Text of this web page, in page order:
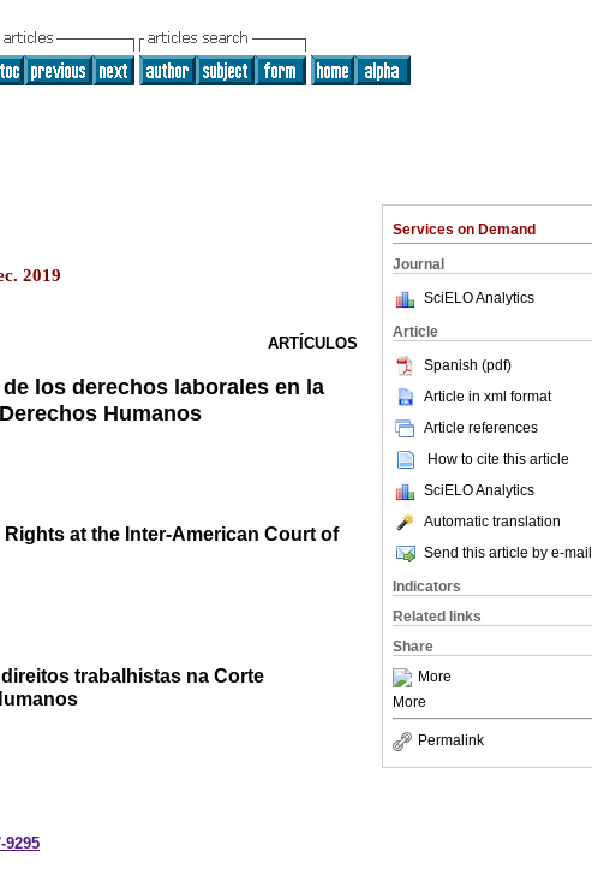
Services on Demand
Journal
SciELO Analytics
Article
Spanish (pdf)
Article in xml format
Article references
How to cite this article
SciELO Analytics
Automatic translation
Send this article by e-mail
Indicators
Related links
Share
More
More
Permalink
2019
ARTÍCULOS
los derechos laborales en la
Humanos
at the Inter-American Court of
trabalhistas na Corte
9295